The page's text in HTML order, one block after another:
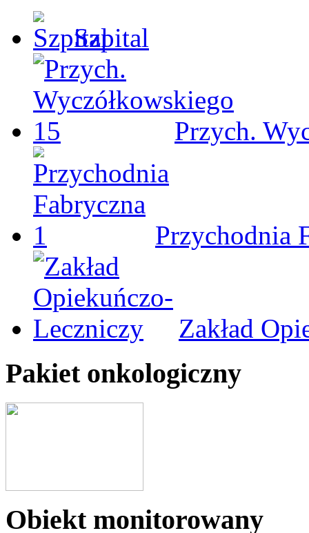
Szpital
Przych.
Przychodnia
Zakład
Pakiet onkologiczny
Obiekt monitorowany